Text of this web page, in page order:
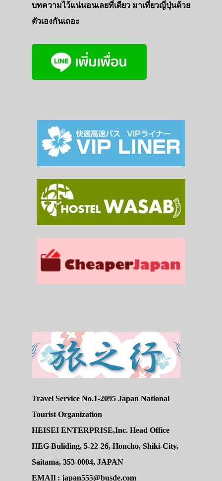
บทความไว้แน่นอนเลยที่เดียว มาเที่ยวญี่ปุ่นด้วย
ตัวเองกันเถอะ
Travel Service No.1-2095 Japan National
Tourist Organization
HEISEI ENTERPRISE,Inc. Head Office
HEG Buliding, 5-22-26, Honcho, Shiki-City,
Saitama, 353-0004, JAPAN
EMAIl : japan555@busde.com